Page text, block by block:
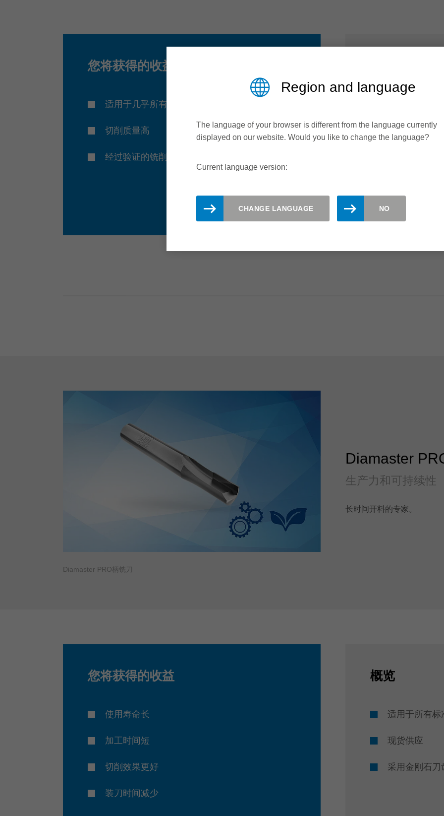
您将获得的收益
适用于几乎所有的铝复合板
切削质量高
经过验证的铣削技术
有两种直径可
Diamaster PRO柄铣刀
Diamaster
生产力和可持续性
长时间开料的专家。
您将获得的收益
使用寿命长
加工时间短
切削效果更好
装刀时间减少
概览
适用于所有标
现货供应
采用金刚石刀
Region and language
The language of your browser is different from the language currently
displayed on our website. Would you like to change the language?
Current language version:
CHANGE LANGUAGE NO